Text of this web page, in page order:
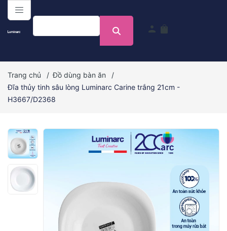
menu
person shopping_bag
Trang chủ / Đồ dùng bàn ăn
/
Đĩa thủy tinh sâu lòng Luminarc Carine trắng 21cm -
H3667/D2368